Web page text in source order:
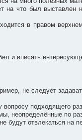
на что был выставлен
в правом
и вписать
не следует
подходящего
неопределённые по
будут отвлекаться на